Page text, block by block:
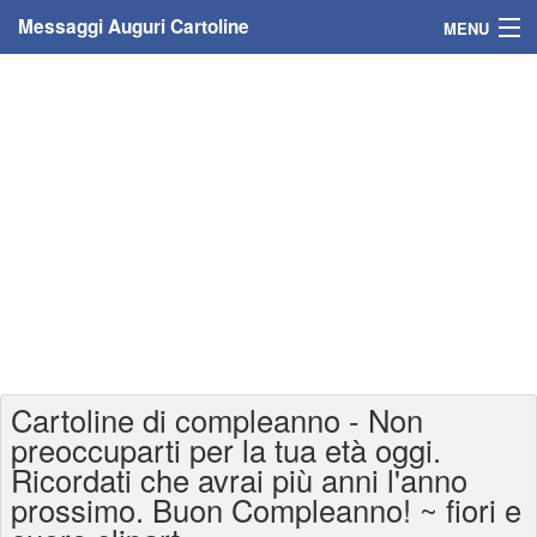
Messaggi Auguri Cartoline MENU
Cartoline auguri anni
Cartoline giorni anno
Cartoline di compleanno - Non
preoccuparti per la tua età oggi.
Ricordati che avrai più anni l'anno
prossimo. Buon Compleanno! ~ fiori e